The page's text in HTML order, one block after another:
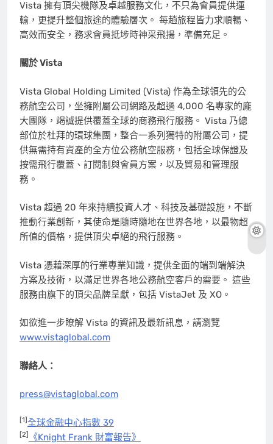
Vista 擁有頂尖機隊及卓越服務文化，不只為會員提供運
輸，更提升整個旅途的體驗層次。 每趟旅程皆力求順暢、
高效而安全，務求會員抵埗時神采飛揚，準備充足。
關於 Vista
Vista Global Holding Limited (Vista) 作為全球領先的公
務航空公司，坐擁附屬公司網路及超過 4,000 名專家的龐
大團隊，竭誠提供覆蓋全球的商務飛行服務。 Vista 乃總
部位於杜拜的環球集團，整合一系列獨特的附屬公司，提
供無需持有資產的全方位公務航空服務，包括全球保證及
按需飛行覆蓋、訂閱制與會員方案，以及貿易和管理服
務。
Vista 超過 20 年來持續投資人才、科技及基礎設施，不斷
推動行業創新，其使命是隨時隨地在世界各地，以最物超
所值的價格，提供頂尖卓絕的飛行服務。
Vista 憑藉深厚的行業專業知識，提供全面的端到端解決
方案及技術，以滿足世界各地公務航空客戶的需要。 這些
服務由旗下的頂尖品牌呈獻，包括 VistaJet 及 XO。
如欲進一步瞭解 Vista 的資訊及最新訊息，請瀏覽
www.vistaglobal.com
聯絡人：
press@vistaglobal.com
[1]全球金融中心指數 39
[2] 《Knight Frank 財富報告》